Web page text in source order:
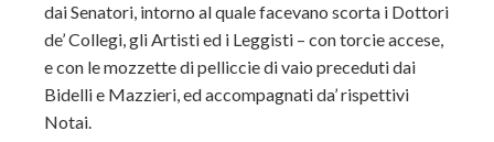
dai Senatori, intorno al quale facevano scorta i Dottori
de’ Collegi, gli Artisti ed i Leggisti – con torcie accese,
e con le mozzette di pelliccie di vaio preceduti dai
Bidelli e Mazzieri, ed accompagnati da’ rispettivi
Notai.